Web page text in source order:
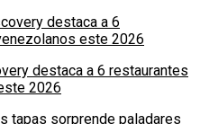
destaca a 6 restaurantes
2026